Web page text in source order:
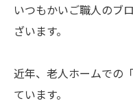
いつもかいご職人のブ
ざいます。
近年、老人ホームでの
ています。